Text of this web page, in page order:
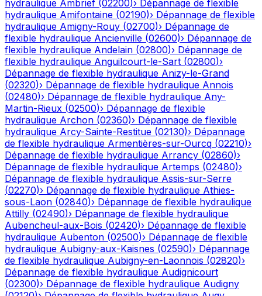
hydraulique Ambrief (02200)› Dépannage de flexible
hydraulique Amifontaine (02190)› Dépannage de flexible
hydraulique Amigny-Rouy (02700)› Dépannage de
flexible hydraulique Ancienville (02600)› Dépannage de
flexible hydraulique Andelain (02800)› Dépannage de
flexible hydraulique Anguilcourt-le-Sart (02800)›
Dépannage de flexible hydraulique Anizy-le-Grand
(02320)› Dépannage de flexible hydraulique Annois
(02480)› Dépannage de flexible hydraulique Any-
Martin-Rieux (02500)› Dépannage de flexible
hydraulique Archon (02360)› Dépannage de flexible
hydraulique Arcy-Sainte-Restitue (02130)› Dépannage
de flexible hydraulique Armentières-sur-Ourcq (02210)›
Dépannage de flexible hydraulique Arrancy (02860)›
Dépannage de flexible hydraulique Artemps (02480)›
Dépannage de flexible hydraulique Assis-sur-Serre
(02270)› Dépannage de flexible hydraulique Athies-
sous-Laon (02840)› Dépannage de flexible hydraulique
Attilly (02490)› Dépannage de flexible hydraulique
Aubencheul-aux-Bois (02420)› Dépannage de flexible
hydraulique Aubenton (02500)› Dépannage de flexible
hydraulique Aubigny-aux-Kaisnes (02590)› Dépannage
de flexible hydraulique Aubigny-en-Laonnois (02820)›
Dépannage de flexible hydraulique Audignicourt
(02300)› Dépannage de flexible hydraulique Audigny